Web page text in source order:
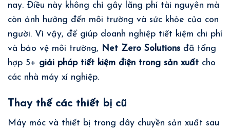
nay. Điều này không chỉ gây lãng phí tài nguyên mà
còn ảnh hưởng đến môi trường và sức khỏe của con
người. Vì vậy, để giúp doanh nghiệp tiết kiệm chi phí
và bảo vệ môi trường,
Net Zero Solutions đã tổng
hợp 5+ giải pháp tiết kiệm điện trong sản xuất cho
các nhà máy xí nghiệp.
Thay thế các thiết bị cũ
Máy móc và thiết bị trong dây chuyền sản xuất sau